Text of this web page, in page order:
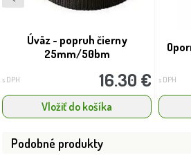
Úväz - popruh čierny
25mm/50bm
s DPH 16.30 €
Vložiť do košíka
s DPH
Podobné produkty